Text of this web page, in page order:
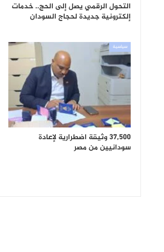
التحول الرقمي يصل إلى الحج.. خدمات
إلكترونية جديدة لحجاج السودان
سياسية
37,500 وثيقة اضطرارية لإعادة
سودانيين من مصر